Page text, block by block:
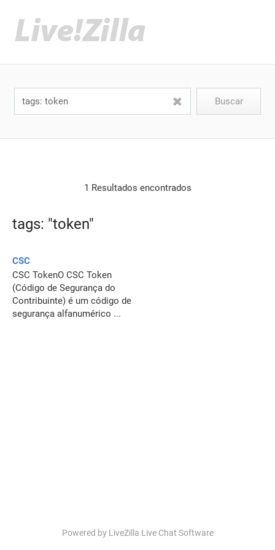
1 Resultados encontrados
tags: "token"
CSC
CSC TokenO CSC Token
(Código de Segurança do
Contribuinte) é um código de
segurança alfanumérico ...
Powered by LiveZilla Live Chat Software